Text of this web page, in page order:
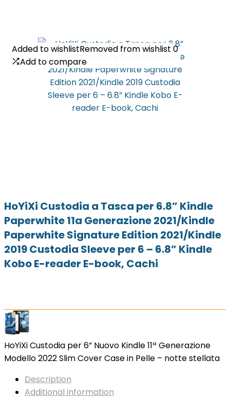
Added to wishlistRemoved from wishlist 0
Add to compare
HoYiXi Custodia a Tasca per 6.8” Kindle
Paperwhite 11a Generazione 2021/Kindle
Paperwhite Signature Edition 2021/Kindle
2019 Custodia Sleeve per 6 – 6.8” Kindle
Kobo E-reader E-book, Cachi
Added to wishlistRemoved from wishlist 0
Add to compare
HoYiXi Custodia per 6” Nuovo Kindle 11ª Generazione
Modello 2022 Slim Cover Case in Pelle – notte stellata
Description
Additional information